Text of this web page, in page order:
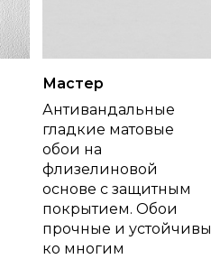
Мастер
Антивандальные
гладкие матовые
обои на
флизелиновой
основе с защитным
покрытием. Обои
прочные и устойчивы
ко многим